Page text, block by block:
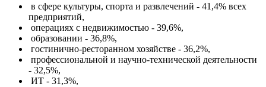
в сфере культуры, спорта и развлечений - 41,4% всех
предприятий,
операциях с недвижимостью - 39,6%,
образовании - 36,8%,
гостинично-ресторанном хозяйстве - 36,2%,
профессиональной и научно-технической деятельности
- 32,5%,
ИТ - 31,3%,